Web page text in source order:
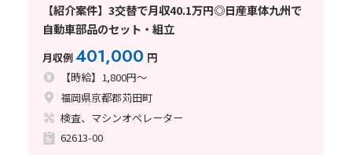
【紹介案件】3交替で月収40.1万円◎日産車体九州で
自動車部品のセット・組立
月収例401,000 円
【時給】1,800円～
福岡県京都郡苅田町
検査、マシンオペレーター
62613-00